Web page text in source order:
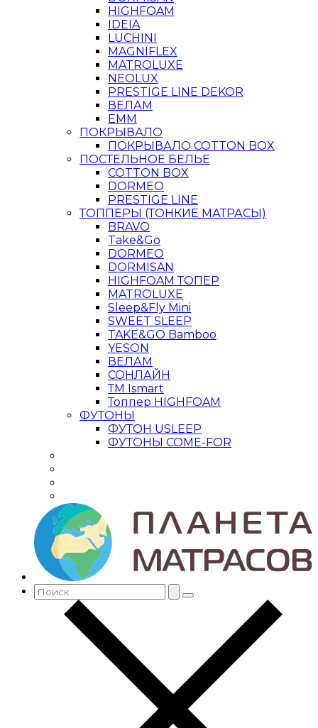
HIGHFOAM
IDEIA
LUCHINI
MAGNIFLEX
MATROLUXE
NEOLUX
PRESTIGE LINE DEKOR
ВЕЛАМ
ЕММ
ПОКРЫВАЛО
ПОКРЫВАЛО COTTON BOX
ПОСТЕЛЬНОЕ БЕЛЬЕ
COTTON BOX
DORMEO
PRESTIGE LINE
ТОППЕРЫ (ТОНКИЕ МАТРАСЫ)
BRAVO
Take&Go
DORMEO
DORMISAN
HIGHFOAM ТОПЕР
MATROLUXE
Sleep&Fly Mini
SWEET SLEEP
TAKE&GO Bamboo
YESON
ВЕЛАМ
СОНЛАЙН
ТМ Ismart
Топпер HIGHFOAM
ФУТОНЫ
ФУТОН USLEEP
ФУТОНЫ COME-FOR